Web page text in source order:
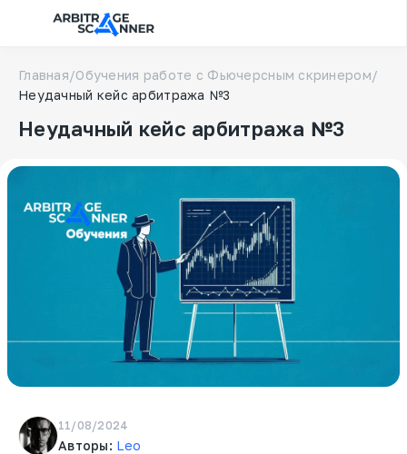
Главная/Обучения работе с Фьючерсным скринером/
Неудачный кейс арбитража №3
Неудачный кейс арбитража №3
11/08/2024
Авторы: Leo